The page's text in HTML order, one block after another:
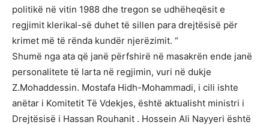
politikë në vitin 1988 dhe tregon se udhëheqësit e
regjimit klerikal-së duhet të sillen para drejtësisë për
krimet më të rënda kundër njerëzimit. “
Shumë nga ata që janë përfshirë në masakrën ende janë
personalitete të larta në regjimin, vuri në dukje
Z.Mohaddessin. Mostafa Hidh-Mohammadi, i cili ishte
anëtar i Komitetit Të Vdekjes, është aktualisht ministri i
Drejtësisë i Hassan Rouhanit . Hossein Ali Nayyeri është